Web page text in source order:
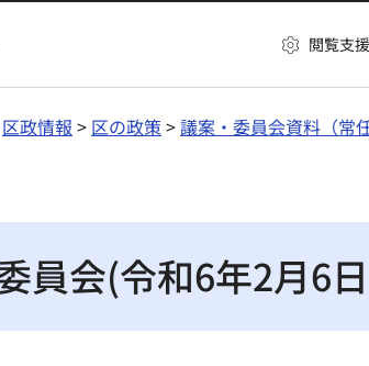
閲覧支援
区政情報 > 区の政策>議案・委員会資料（常
員会(令和6年2月6